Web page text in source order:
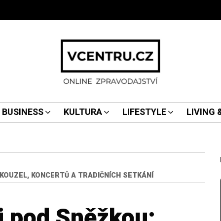
BUSINESS KULTURA LIFESTYLE LIVING
KONCERTŮ A TRADIČNÍCH SETKÁNÍ